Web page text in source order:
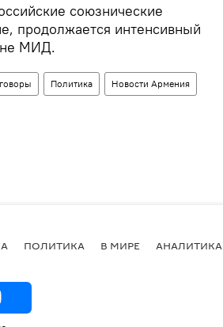
союзнические
продолжается интенсивный
МИД.
Политика Новости Армения
ПОЛИТИКА В МИРЕ АНАЛИТИКА